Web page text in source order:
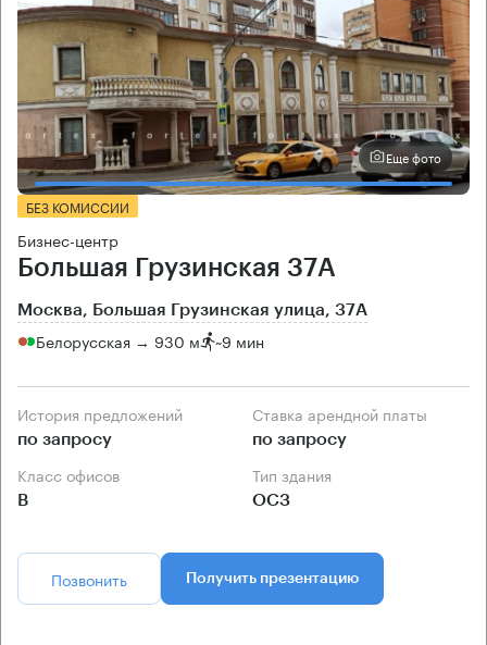
Еще фото
БЕЗ КОМИССИИ
Бизнес-центр
Большая Грузинская 37А
Москва, Большая Грузинская улица, 37А
Белорусская → 930 м ~9 мин
История предложений
по запросу
Ставка арендной платы
по запросу
Класс офисов
B
Тип здания
ОСЗ
Позвонить Получить презентацию